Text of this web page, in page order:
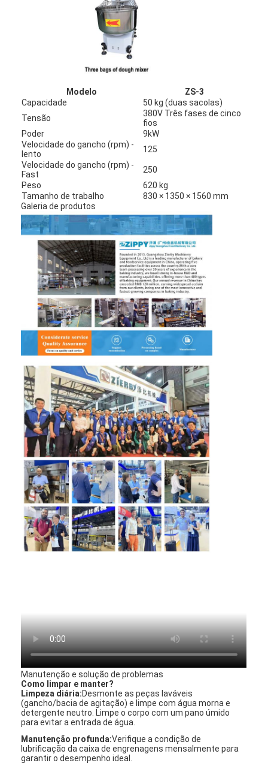
Moldeador de alimentos
Fatiador de Pão Comercial
Profissionalizador de padaria
Refrigerador de prova
Forno de cremalheira
forno de padaria comercial
forno da convecção
Forno Combinado
forno da pizza
Pequeno equipamento de padaria
Frigorífico para exibição comercial
Congelador de bancada de trabalho
Refrigerador da explosão
Máquina de gelo
Vitrine de Padaria
Modelo
ZS-3
Capacidade
50 kg (duas sacolas)
Tensão
380V Três fases de cinco
fios
Poder
9kW
Velocidade do gancho (rpm) -
lento
125
Velocidade do gancho (rpm) -
Fast
250
Peso
620 kg
Tamanho de trabalho
830 × 1350 × 1560 mm
Galeria de produtos
Manutenção e solução de problemas
Como limpar e manter?
Limpeza diária:Desmonte as peças laváveis ​​
(gancho/bacia de agitação) e limpe com água morna e
detergente neutro. Limpe o corpo com um pano úmido
para evitar a entrada de água.
Manutenção profunda:Verifique a condição de
lubrificação da caixa de engrenagens mensalmente para
garantir o desempenho ideal.